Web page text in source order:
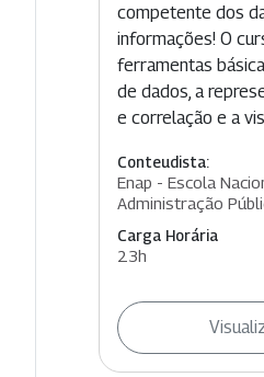
competente dos
informações! O
ferramentas
de dados, a
e correlação e a
Conteudista:
Enap - Escola
Administração
Carga Horária
23h